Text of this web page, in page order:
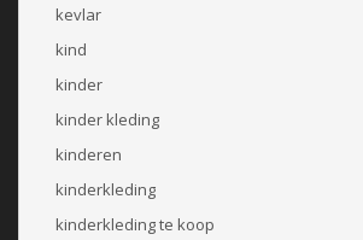
kevlar
kind
kinder
kinder kleding
kinderen
kinderkleding
kinderkleding te koop